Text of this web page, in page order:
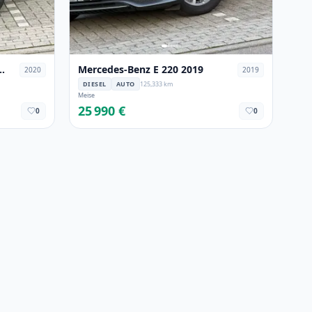
2020
0
Mercedes-Benz E 220 2019 2019
DIESEL AUTO
125,333 km
Meise
25 990 € 0